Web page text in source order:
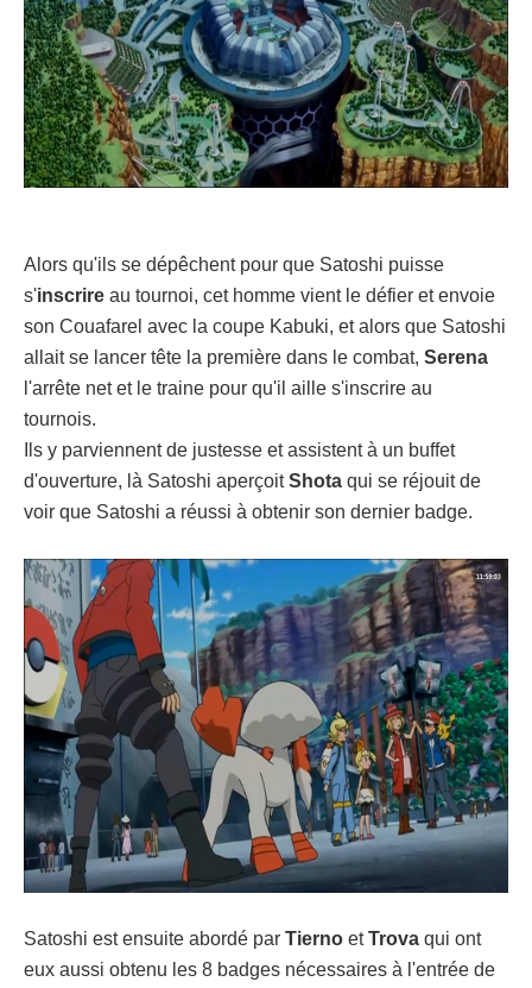
Alors qu'ils se dépêchent pour que Satoshi puisse
s'inscrire au tournoi, cet homme vient le défier et envoie
son Couafarel avec la coupe Kabuki, et alors que Satoshi
allait se lancer tête la première dans le combat, Serena
l'arrête net et le traine pour qu'il aille s'inscrire au
tournois.
Ils y parviennent de justesse et assistent à un buffet
d'ouverture, là Satoshi aperçoitShota qui se réjouit de
voir que Satoshi a réussi à obtenir son dernier badge.
Satoshi est ensuite abordé par Tierno etTrova qui ont
eux aussi obtenu les 8 badges nécessaires à l'entrée de